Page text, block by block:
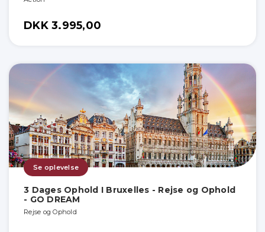
DKK 3.995,00
Se oplevelse
3 Dages Ophold I Bruxelles - Rejse og Ophold
- GO DREAM
Rejse og Ophold